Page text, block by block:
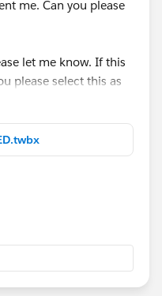
me. Can you please
let me know. If this
please select this as